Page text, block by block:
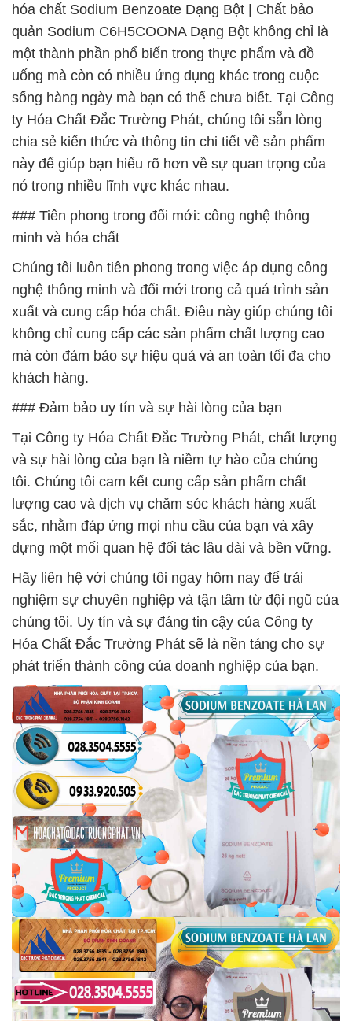
hóa chất Sodium Benzoate Dạng Bột | Chất bảo
quản Sodium C6H5COONA Dạng Bột không chỉ là
một thành phần phổ biến trong thực phẩm và đồ
uống mà còn có nhiều ứng dụng khác trong cuộc
sống hàng ngày mà bạn có thể chưa biết. Tại Công
ty Hóa Chất Đắc Trường Phát, chúng tôi sẵn lòng
chia sẻ kiến thức và thông tin chi tiết về sản phẩm
này để giúp bạn hiểu rõ hơn về sự quan trọng của
nó trong nhiều lĩnh vực khác nhau.
### Tiên phong trong đổi mới: công nghệ thông
minh và hóa chất
Chúng tôi luôn tiên phong trong việc áp dụng công
nghệ thông minh và đổi mới trong cả quá trình sản
xuất và cung cấp hóa chất. Điều này giúp chúng tôi
không chỉ cung cấp các sản phẩm chất lượng cao
mà còn đảm bảo sự hiệu quả và an toàn tối đa cho
khách hàng.
### Đảm bảo uy tín và sự hài lòng của bạn
Tại Công ty Hóa Chất Đắc Trường Phát, chất lượng
và sự hài lòng của bạn là niềm tự hào của chúng
tôi. Chúng tôi cam kết cung cấp sản phẩm chất
lượng cao và dịch vụ chăm sóc khách hàng xuất
sắc, nhằm đáp ứng mọi nhu cầu của bạn và xây
dựng một mối quan hệ đối tác lâu dài và bền vững.
Hãy liên hệ với chúng tôi ngay hôm nay để trải
nghiệm sự chuyên nghiệp và tận tâm từ đội ngũ của
chúng tôi. Uy tín và sự đáng tin cậy của Công ty
Hóa Chất Đắc Trường Phát sẽ là nền tảng cho sự
phát triển thành công của doanh nghiệp của bạn.